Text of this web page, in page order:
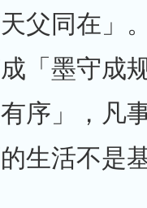
父同在」
「墨守成
序」，凡
生活不是